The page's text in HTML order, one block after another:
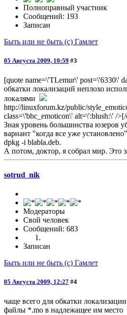
Полноправный участник
Сообщений: 193
Записан
Быть или не быть (с) Гамлет
05 Августа 2009, 10:59 #3
[quote name=\'TLemur\' post=\'6330\'
обкатки локализаций неплохо
локалями
http://linuxforum.kz/public/
class=\'bbc_emoticon\' alt=\':blush:\' /
Зная уровень большинства юзеров
вариант "когда все уже
dpkg -i blabla.deb.
А потом, доктор, я собрал мир. Это
sotrud_nik
Модераторы
Свой человек
Сообщений: 683
Записан
Быть или не быть (с) Гамлет
05 Августа 2009, 12:27 #4
чаще всего для обкатки
файлы *.mo в надлежащее им место